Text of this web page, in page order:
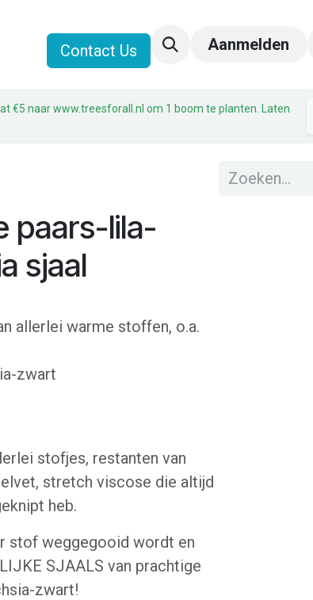
Liz & JoeContact Us Aanmelden
€5 naar www.treesforall.nl om 1 boom te planten. Laten
paars-lila-
sjaal
allerlei warme stoffen, o.a.
zwart
stofjes, restanten van
stretch viscose die altijd
heb.
stof weggegooid wordt en
SJAALS van prachtige
zwart!